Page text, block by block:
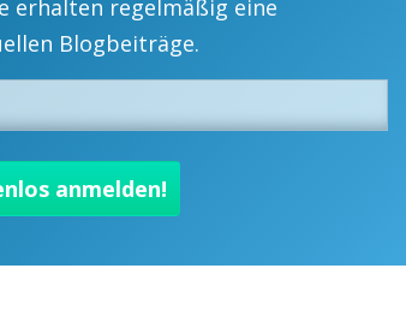
erhalten regelmäßig eine
Blogbeiträge.